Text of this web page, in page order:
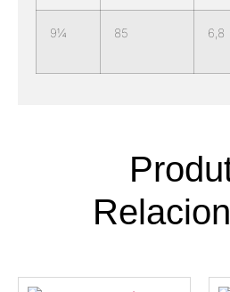
9¼ 85 6,8